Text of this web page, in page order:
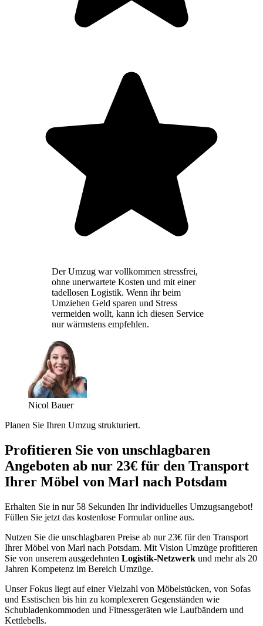
Der Umzug war vollkommen stressfrei,
ohne unerwartete Kosten und mit einer
tadellosen Logistik. Wenn ihr beim
Umziehen Geld sparen und Stress
vermeiden wollt, kann ich diesen Service
nur wärmstens empfehlen.
Nicol Bauer
Planen Sie Ihren Umzug strukturiert.
Profitieren Sie von unschlagbaren
Angeboten ab nur 23€ für den Transport
Ihrer Möbel von Marl nach Potsdam
Erhalten Sie in nur 58 Sekunden Ihr individuelles Umzugsangebot!
Füllen Sie jetzt das kostenlose Formular online aus.
Nutzen Sie die unschlagbaren Preise ab nur 23€ für den Transport
Ihrer Möbel von Marl nach Potsdam. Mit Vision Umzüge profitieren
Sie von unserem ausgedehnten Logistik-Netzwerk und mehr als 20
Jahren Kompetenz im Bereich Umzüge.
Unser Fokus liegt auf einer Vielzahl von Möbelstücken, von Sofas
und Esstischen bis hin zu komplexeren Gegenständen wie
Schubladenkommoden und Fitnessgeräten wie Laufbändern und
Kettlebells.